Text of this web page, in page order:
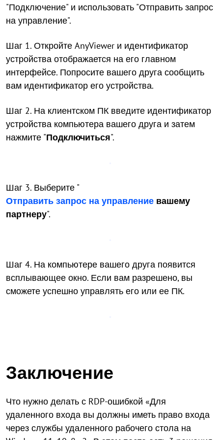
"Подключение" и использовать "Отправить запрос
на управление".
Шаг 1. Откройте AnyViewer и идентификатор
устройства отображается на его главном
интерфейсе. Попросите вашего друга сообщить
вам идентификатор его устройства.
Шаг 2. На клиентском ПК введите идентификатор
устройства компьютера вашего друга и затем
нажмите "Подключиться".
Шаг 3. Выберите "
Отправить запрос на управление вашему
партнеру".
Шаг 4. На компьютере вашего друга появится
всплывающее окно. Если вам разрешено, вы
сможете успешно управлять его или ее ПК.
Заключение
Что нужно делать с RDP-ошибкой «Для
удаленного входа вы должны иметь право входа
через службы удаленного рабочего стола на